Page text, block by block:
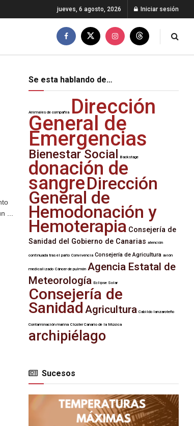
jueves, 6 agosto, 2026 Iniciar sesión
...
Se esta hablando de…
Animales de compañía Dirección
General de
Emergencias
Bienestar Social Backstage
donación de
sangreDirección
General de
Hemodonación y
Hemoterapia Consejería de
Sanidad del Gobierno de Canarias atención
continuada tras el parto Convivencia Consejería de Agricultura avión
medicalizado Cáncer de pulmón Agencia Estatal de
Meteorología Eclipse Solar
Consejería de
Sanidad Agricultura Cabildo lanzaroteño
Contaminación marina Clúster Canario de la Música
archipiélago
Sucesos